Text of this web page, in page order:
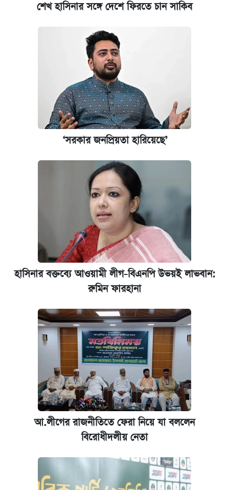
আবেদন শুরু
শেখ হাসিনার সঙ্গে দেশে ফিরতে চান সাকিব
‘সরকার জনপ্রিয়তা হারিয়েছে’
হাসিনার বক্তব্যে আওয়ামী লীগ-বিএনপি উভয়ই লাভবান:
রুমিন ফারহানা
আ.লীগের রাজনীতিতে ফেরা নিয়ে যা বললেন
বিরোধীদলীয় নেতা